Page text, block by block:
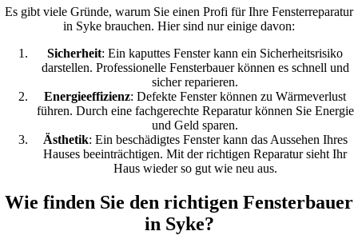
Es gibt viele Gründe, warum Sie einen Profi für Ihre Fensterreparatur
in Syke brauchen. Hier sind nur einige davon:
Sicherheit: Ein kaputtes Fenster kann ein Sicherheitsrisiko
darstellen. Professionelle Fensterbauer können es schnell und
sicher reparieren.
Energieeffizienz: Defekte Fenster können zu Wärmeverlust
führen. Durch eine fachgerechte Reparatur können Sie Energie
und Geld sparen.
Ästhetik: Ein beschädigtes Fenster kann das Aussehen Ihres
Hauses beeinträchtigen. Mit der richtigen Reparatur sieht Ihr
Haus wieder so gut wie neu aus.
Wie finden Sie den richtigen Fensterbauer
in Syke?